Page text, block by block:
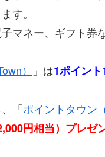
す。
マネー、ギフト券
） 」は1ポイント
「ポイントタウン
円相当）プレゼ